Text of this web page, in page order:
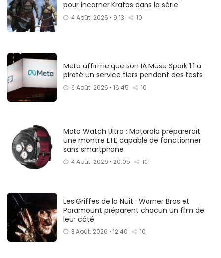
pour incarner Kratos dans la série
4 Août. 2026 • 9:13 10
Meta affirme que son IA Muse Spark 1.1 a
piraté un service tiers pendant des tests
6 Août. 2026 • 16:45 10
Moto Watch Ultra : Motorola préparerait
une montre LTE capable de fonctionner
sans smartphone
4 Août. 2026 • 20:05 10
Les Griffes de la Nuit : Warner Bros et
Paramount préparent chacun un film de
leur côté
3 Août. 2026 • 12:40 10